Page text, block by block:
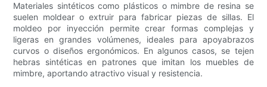
Materiales sintéticos como plásticos o mimbre de resina se
suelen moldear o extruir para fabricar piezas de sillas. El
moldeo por inyección permite crear formas complejas y
ligeras en grandes volúmenes, ideales para apoyabrazos
curvos o diseños ergonómicos. En algunos casos, se tejen
hebras sintéticas en patrones que imitan los muebles de
mimbre, aportando atractivo visual y resistencia.